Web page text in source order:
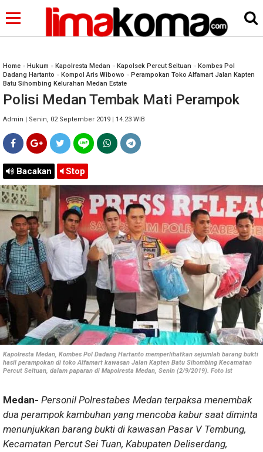
Home » Hukum » Kapolresta Medan » Kapolsek Percut Seituan » Kombes Pol
Dadang Hartanto » Kompol Aris Wibowo » Perampokan Toko Alfamart Jalan Kapten
Batu Sihombing Kelurahan Medan Estate
Polisi Medan Tembak Mati Perampok
Admin | Senin, 02 September 2019 | 14.23 WIB
Bacakan Stop
Kapolresta Medan, Kombes Pol Dadang Hartanto memperlihatkan sejumlah barang bukti
hasil perampokan di toko Alfamart kawasan Jalan Kapten Batu Sihombing Kecamatan
Percut Seituan, dalam paparan di Mapolresta Medan, Senin (2/9/2019). Foto Ist
Medan- Personil Polrestabes Medan terpaksa menembak
dua perampok kambuhan yang mencoba kabur saat diminta
menunjukkan barang bukti di kawasan Pasar V Tembung,
Kecamatan Percut Sei Tuan, Kabupaten Deliserdang,